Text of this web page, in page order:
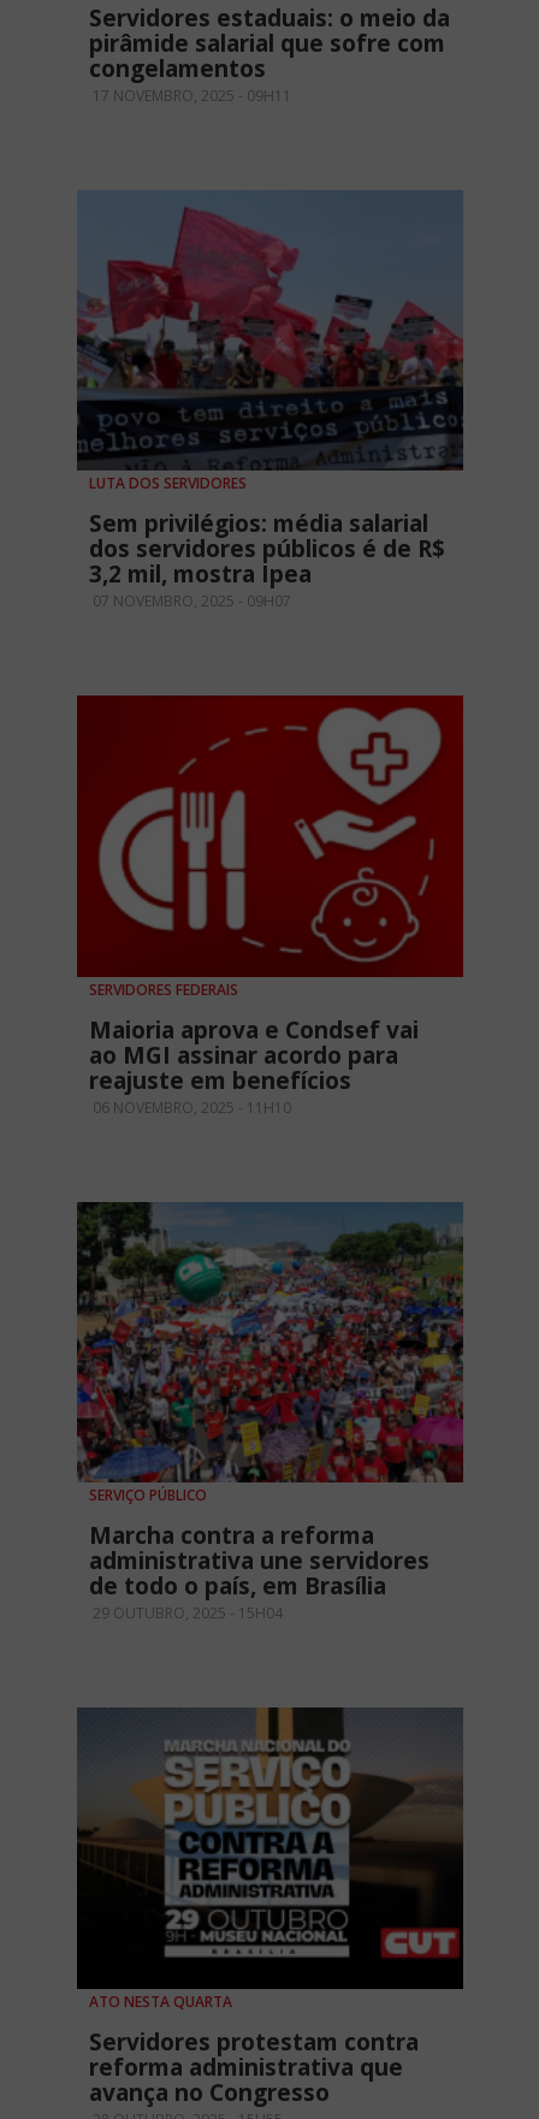
Servidores estaduais: o meio da
pirâmide salarial que sofre com
congelamentos
17 NOVEMBRO, 2025 - 09H11
LUTA DOS SERVIDORES
Sem privilégios: média salarial
dos servidores públicos é de R$
3,2 mil, mostra Ipea
07 NOVEMBRO, 2025 - 09H07
SERVIDORES FEDERAIS
Maioria aprova e Condsef vai
ao MGI assinar acordo para
reajuste em benefícios
06 NOVEMBRO, 2025 - 11H10
SERVIÇO PÚBLICO
Marcha contra a reforma
administrativa une servidores
de todo o país, em Brasília
29 OUTUBRO, 2025 - 15H04
ATO NESTA QUARTA
Servidores protestam contra
reforma administrativa que
avança no Congresso